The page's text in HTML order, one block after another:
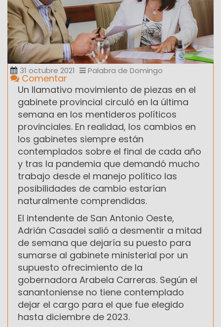
31 octubre 2021 Palabra de Domingo
Comentar
Un llamativo movimiento de piezas en el
gabinete provincial circuló en la última
semana en los mentideros políticos
provinciales. En realidad, los cambios en
los gabinetes siempre están
contemplados sobre el final de cada año
y tras la pandemia que demandó mucho
trabajo desde el manejo político las
posibilidades de cambio estarían
naturalmente comprendidas.
El intendente de San Antonio Oeste,
Adrián Casadei salió a desmentir a mitad
de semana que dejaría su puesto para
sumarse al gabinete ministerial por un
supuesto ofrecimiento de la
gobernadora Arabela Carreras. Según el
sanantoniense no tiene contemplado
dejar el cargo para el que fue elegido
hasta diciembre de 2023.